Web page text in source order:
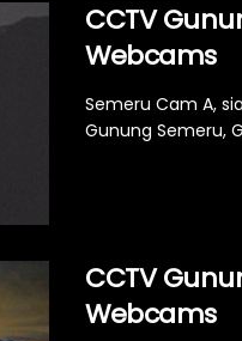
CCTV
Webcams
Semeru Cam A,
Gunung Semeru,
CCTV
Webcams